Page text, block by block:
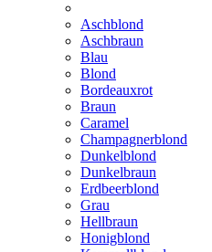
Aschblond
Aschbraun
Blau
Blond
Bordeauxrot
Braun
Caramel
Champagnerblond
Dunkelblond
Dunkelbraun
Erdbeerblond
Grau
Hellbraun
Honigblond